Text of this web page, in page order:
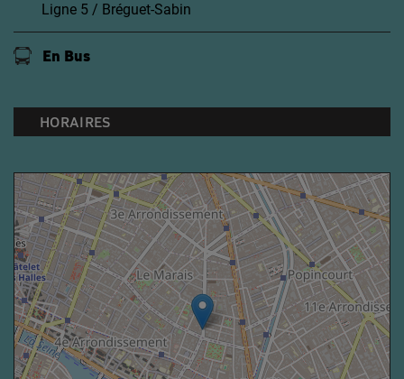
Ligne 5 / Bréguet-Sabin
En Bus
HORAIRES